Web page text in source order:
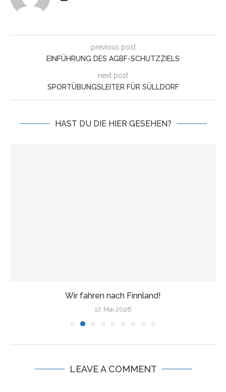
previous post
EINFÜHRUNG DES AGBF-SCHUTZZIELS
next post
SPORTÜBUNGSLEITER FÜR SÜLLDORF
HAST DU DIE HIER GESEHEN?
Wir fahren nach Finnland!
17. Mai 2026
LEAVE A COMMENT